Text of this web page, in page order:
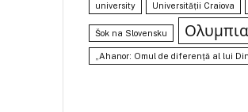
university Universității Craiova
Šok na Slovensku
„Ahanor: Omul de diferență al lui